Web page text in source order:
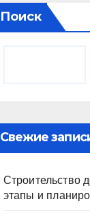
Поиск
Свежие
Строительство
этапы и